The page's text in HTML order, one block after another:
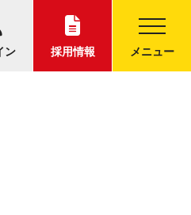
ン 採用情報 メニュー
についてのお問い合わせ